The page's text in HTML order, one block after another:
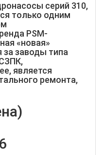
серий 310,
только одним
PSM-
«новая»
заводы типа
является
ремонта,